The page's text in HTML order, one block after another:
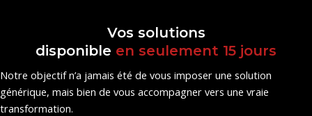
Vos solutions
disponible en seulement 15 jours
Notre objectif n’a jamais été de vous imposer une solution
générique, mais bien de vous accompagner vers une vraie
transformation.